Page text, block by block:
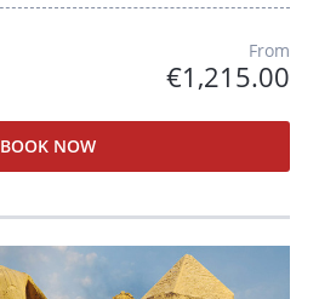
From
€1,215.00
BOOK NOW